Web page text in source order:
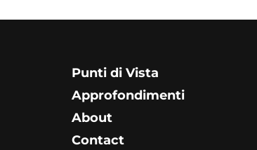
Punti di Vista
Approfondimenti
About
Contact